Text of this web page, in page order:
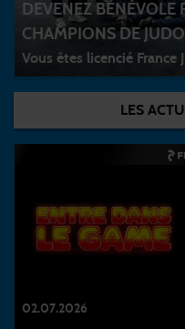
LES
DEVENEZ BÉNÉVOLE
CHAMPIONS DE
Vous êtes licencié France
02.07.2026